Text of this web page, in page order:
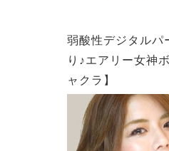
弱酸性デジタルパ
り♪エアリー女神
ャクラ】